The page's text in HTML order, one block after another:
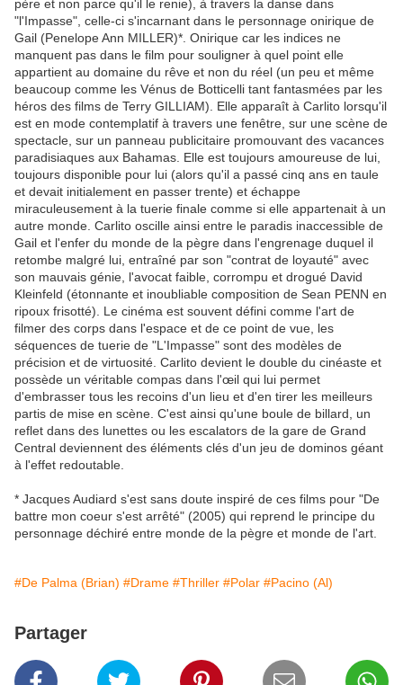
père et non parce qu'il le renie), à travers la danse dans
"l'Impasse", celle-ci s'incarnant dans le personnage onirique de
Gail (Penelope Ann MILLER)*. Onirique car les indices ne
manquent pas dans le film pour souligner à quel point elle
appartient au domaine du rêve et non du réel (un peu et même
beaucoup comme les Vénus de Botticelli tant fantasmées par les
héros des films de Terry GILLIAM). Elle apparaît à Carlito lorsqu'il
est en mode contemplatif à travers une fenêtre, sur une scène de
spectacle, sur un panneau publicitaire promouvant des vacances
paradisiaques aux Bahamas. Elle est toujours amoureuse de lui,
toujours disponible pour lui (alors qu'il a passé cinq ans en taule
et devait initialement en passer trente) et échappe
miraculeusement à la tuerie finale comme si elle appartenait à un
autre monde. Carlito oscille ainsi entre le paradis inaccessible de
Gail et l'enfer du monde de la pègre dans l'engrenage duquel il
retombe malgré lui, entraîné par son "contrat de loyauté" avec
son mauvais génie, l'avocat faible, corrompu et drogué David
Kleinfeld (étonnante et inoubliable composition de Sean PENN en
ripoux frisotté). Le cinéma est souvent défini comme l'art de
filmer des corps dans l'espace et de ce point de vue, les
séquences de tuerie de "L'Impasse" sont des modèles de
précision et de virtuosité. Carlito devient le double du cinéaste et
possède un véritable compas dans l'œil qui lui permet
d'embrasser tous les recoins d'un lieu et d'en tirer les meilleurs
partis de mise en scène. C'est ainsi qu'une boule de billard, un
reflet dans des lunettes ou les escalators de la gare de Grand
Central deviennent des éléments clés d'un jeu de dominos géant
à l'effet redoutable.
* Jacques Audiard s'est sans doute inspiré de ces films pour "De
battre mon coeur s'est arrêté" (2005) qui reprend le principe du
personnage déchiré entre monde de la pègre et monde de l'art.
#De Palma (Brian) #Drame #Thriller #Polar #Pacino (Al)
Partager